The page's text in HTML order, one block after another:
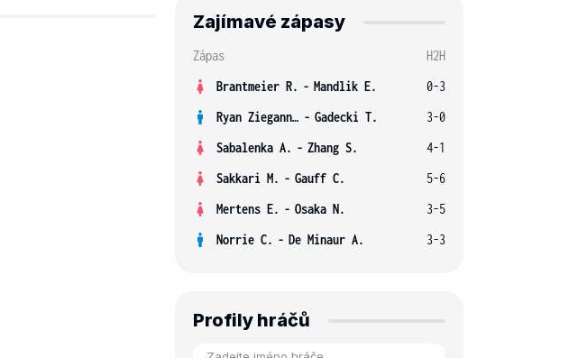
Zajímavé zápasy
Zápas
H2H
Brantmeier R. - Mandlik E.
0-3
Ryan Ziegann S. - Gadecki T.
3-0
Sabalenka A. - Zhang S.
4-1
Sakkari M. - Gauff C.
5-6
Mertens E. - Osaka N.
3-5
Norrie C. - De Minaur A. 3-3
Profily hráčů